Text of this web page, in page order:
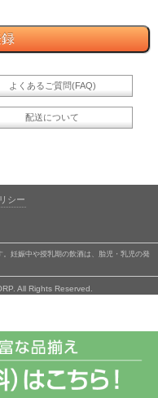
よくあるご質問(FAQ)
配送について
シー
妊娠中や授乳期の飲酒は、胎児・乳児の発
All Rights Reserved.